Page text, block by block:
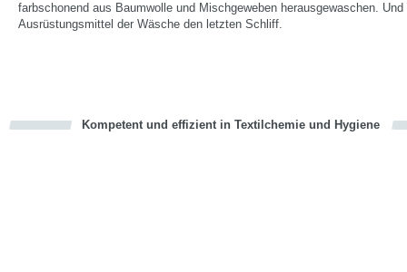
farbschonend aus Baumwolle und Mischgeweben herausgewaschen.
Ausrüstungsmittel der Wäsche den letzten Schliff.
Kompetent und effizient in Textilchemie und Hygiene